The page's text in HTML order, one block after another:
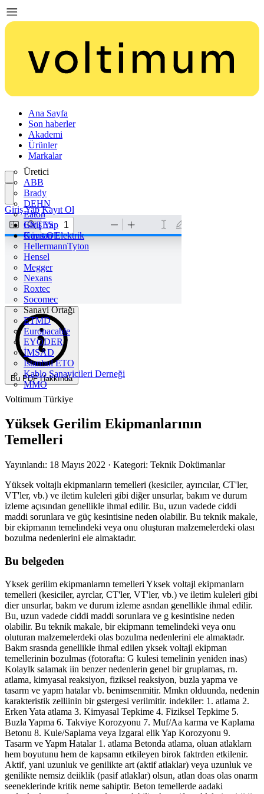
Ana Sayfa
Son haberler
Akademi
Ürünler
Markalar
Üretici
ABB
Brady
DEHN
Eaton
ENTES
Günsan Elektrik
HellermannTyton
Hensel
Megger
Nexans
Roxtec
Socomec
Sanayi Ortağı
ETMD
Europacable
EYODER
İMSAD
Istanbul ETO
Kablo Sanayicileri Derneği
MMO
Giriş Yap
Kayıt Ol
Giriş Yap Kayıt Ol
Bu PDF Hakkında
Voltimum Türkiye
Yüksek Gerilim Ekipmanlarının
Temelleri
Yayınlandı: 18 Mayıs 2022 · Kategori: Teknik Dokümanlar
Yüksek voltajlı ekipmanların temelleri (kesiciler, ayırıcılar, CT'ler,
VT'ler, vb.) ve iletim kuleleri gibi diğer unsurlar, bakım ve durum
izleme açısından genellikle ihmal edilir. Bu, uzun vadede ciddi
maddi sorunlara ve güç kesintisine neden olabilir. Bu teknik makale,
bir ekipmanın temelindeki veya onu oluşturan malzemelerdeki olası
bozulma nedenlerini ele almaktadır.
Bu belgeden
Yksek gerilim ekipmanlarnn temelleri Yksek voltajl ekipmanlarn
temelleri (kesiciler, ayrclar, CT'ler, VT'ler, vb.) ve iletim kuleleri gibi
dier unsurlar, bakm ve durum izleme asndan genellikle ihmal edilir.
Bu, uzun vadede ciddi maddi sorunlara ve g kesintisine neden
olabilir. Bu teknik makale, bir ekipmann temelindeki veya onu
oluturan malzemelerdeki olas bozulma nedenlerini ele almaktadr.
Bakm srasnda genellikle ihmal edilen yksek voltajl ekipman
temellerinin bozulmas (fotorafta: G kulesi temelinin yeniden inas)
Kolaylk salamak iin benzer nedenlerin genel bir gruplamas, rn.
atlama, kimyasal reaksiyon, fiziksel reaksiyon, buzla yapma ve
tasarm ve yapm hatalar vb. benimsenmitir. Mmkn olduunda, nedenin
karakteristik zelliinin bir gstergesi verilmitir. indekiler: 1. atlama 2.
Erken Yata atlama 3. Kimyasal Tepkime 4. Fiziksel Tepkime 5.
Buzla Yapma 6. Takviye Korozyonu 7. Muf/Aa karma ve Kaplama
Betonu 8. Kule/Saplama veya Izgaral elik Yap Korozyonu 9.
Tasarm ve Yapm Hatalar 1. atlama Betonda atlama, oluan atlaklarn
hem boyutunu hem de kapsamn etkileyen birok faktrden etkilenir.
Aktif, yani uzunluk ve genilikte art (aktif atlaklar) veya uzunluk ve
genilikte nemsiz deiiklik (pasif atlaklar) olsun, atlan doas olas onarm
seeneklerinde kritik neme sahiptir. Beton temellerde aadaki